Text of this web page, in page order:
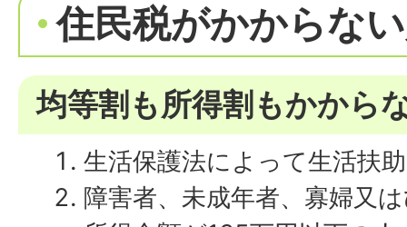
住民税がかからな
均等割も所得割もかから
生活保護法によって生活扶
障害者、未成年者、寡婦又